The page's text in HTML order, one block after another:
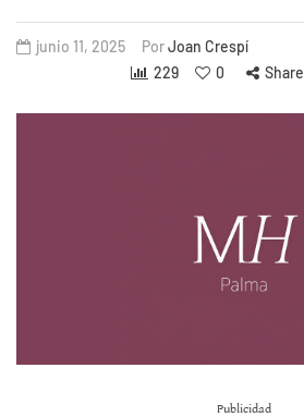
junio 11, 2025 PorJoan Crespí
229
0 Share
Publicidad